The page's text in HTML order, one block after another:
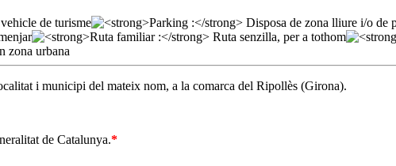
i municipi del mateix nom, a la comarca del Ripollès (Girona).
de Catalunya.*